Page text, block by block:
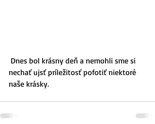
nechať ujsť príležitosť pofotiť niektoré
naše krásky.